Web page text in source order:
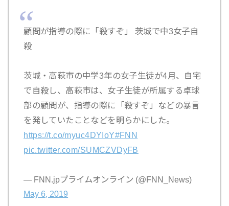
顧問が指導の際に「殺すぞ」 茨城で中3女子自
殺
茨城・高萩市の中学3年の女子生徒が4月、自宅
で自殺し、高萩市は、女子生徒が所属する卓球
部の顧問が、指導の際に「殺すぞ」などの暴言
を発していたことなどを明らかにした。
https://t.co/myuc4DYIoY#FNN
pic.twitter.com/SUMCZVDyFB
— FNN.jpプライムオンライン (@FNN_News)
May 6, 2019